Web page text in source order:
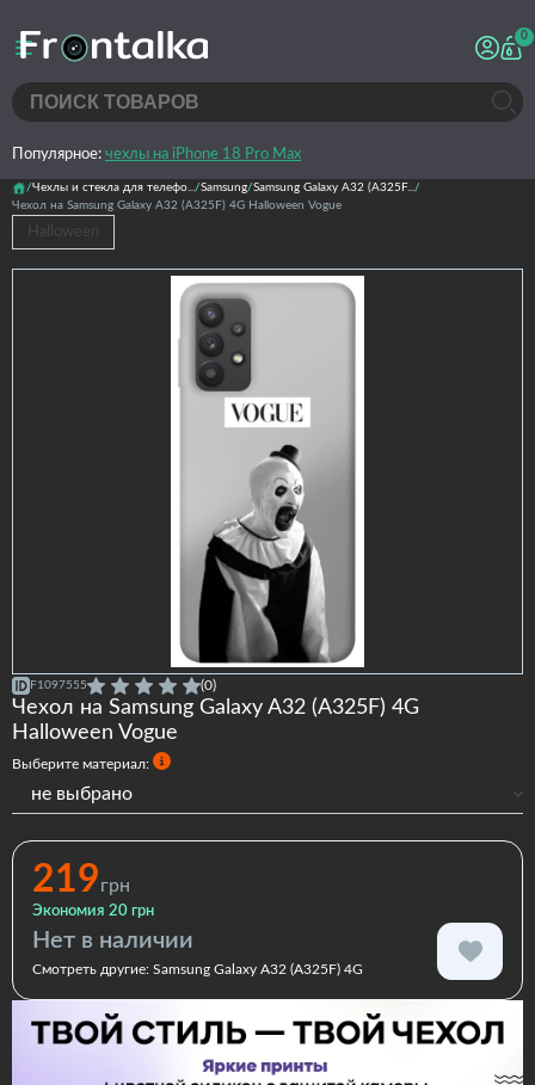
0
Популярное: чехлы на iPhone 18 Pro Max
Чехлы и стекла для телефо... Samsung Samsung Galaxy A32 (A325F...
Чехол на Samsung Galaxy A32 (A325F) 4G Halloween Vogue
Halloween
F1097555 (0)
Чехол на Samsung Galaxy A32 (A325F) 4G
Halloween Vogue
Выберите материал:
не выбрано
Силиконовый с бортами
219грн
Экономия 20 грн
Нет в наличии
Смотреть другие: Samsung Galaxy A32 (A325F) 4G